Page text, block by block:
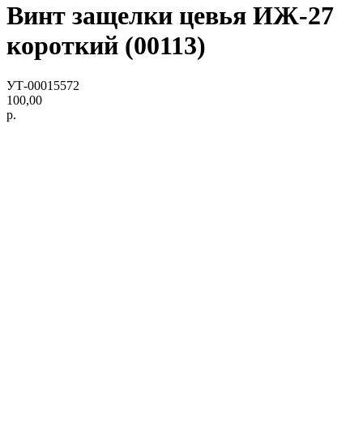
Винт защелки цевья ИЖ-27
короткий (00113)
УТ-00015572
100,00
р.